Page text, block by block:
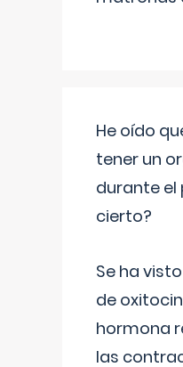
He oído
tener un
durante el
cierto?
Se ha
de
hormona
las